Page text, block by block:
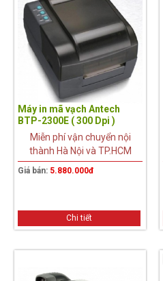
Máy in mã vạch Antech
BTP-2300E ( 300 Dpi )
Miễn phí vận chuyển nội
thành Hà Nội và TP.HCM
Giá bán: 5.880.000đ
Chi tiết